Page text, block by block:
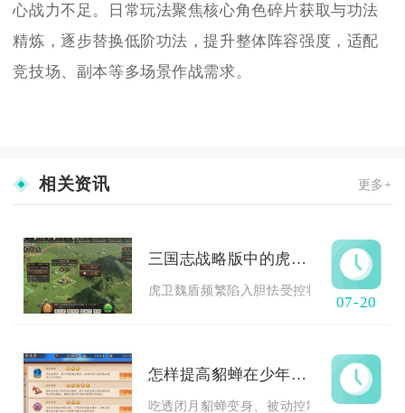
心战力不足。日常玩法聚焦核心角色碎片获取与功法
精炼，逐步替换低阶功法，提升整体阵容强度，适配
竞技场、副本等多场景作战需求。
相关资讯 更多+
三国志战略版中的虎卫魏盾为何胆怯
虎卫魏盾频繁陷入胆怯受控状态，根源在
07-20
怎样提高貂蝉在少年三国志2中的战斗技巧
吃透闭月貂蝉变身、被动控制双重核心机